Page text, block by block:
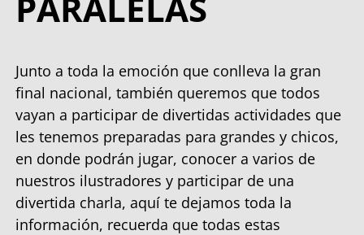
Junto a toda la emoción que conlleva la gran
final nacional, también queremos que todos
vayan a participar de divertidas actividades que
les tenemos preparadas para grandes y chicos,
en donde podrán jugar, conocer a varios de
nuestros ilustradores y participar de una
divertida charla, aquí te dejamos toda la
información, recuerda que todas estas